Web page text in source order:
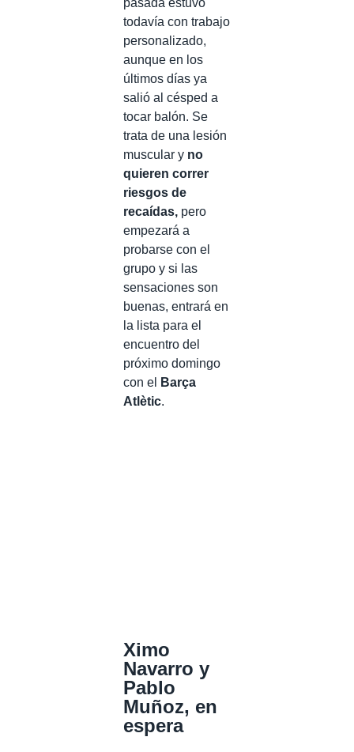
pasada estuvo
todavía con trabajo
personalizado,
aunque en los
últimos días ya
salió al césped a
tocar balón. Se
trata de una lesión
muscular y no
quieren correr
riesgos de
recaídas, pero
empezará a
probarse con el
grupo y si las
sensaciones son
buenas, entrará en
la lista para el
encuentro del
próximo domingo
con el
Barça
Atlètic.
Ximo
Navarro y
Pablo
Muñoz, en
espera